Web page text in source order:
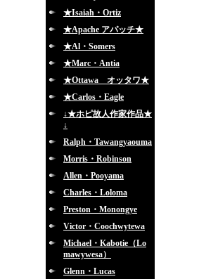
★Isaiah・Ortiz
★Apache アパッチ★
★Al・Somers
★Marc・Antia
★Ottawa オッタワ★
★Carlos・Eagle
↓★ホピ故人作家作品★
↓
Ralph・Tawangyaouma
Morris・Robinson
Allen・Pooyama
Charles・Loloma
Preston・Monongye
Victor・Coochwytewa
Michael・Kabotie（Lo
mawywesa）
Glenn・Lucas